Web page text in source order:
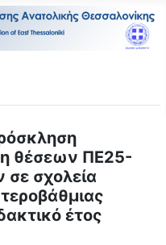
θέσεων ΠΕ25-
σχολεία
έτος